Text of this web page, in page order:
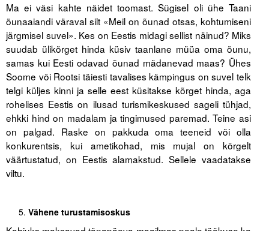
Ma ei väsi kahte näidet toomast. Sügisel oli ühe Taani
õunaaiandi väraval silt «Meil on õunad otsas, kohtumiseni
järgmisel suvel». Kes on Eestis midagi sellist näinud? Miks
suudab ülikõrget hinda küsiv taanlane müüa oma õunu,
samas kui Eesti odavad õunad mädanevad maas? Ühes
Soome või Rootsi täiesti tavalises kämpingus on suvel telk
telgi küljes kinni ja selle eest küsitakse kõrget hinda, aga
rohelises Eestis on ilusad turismikeskused sageli tühjad,
ehkki hind on madalam ja tingimused paremad. Teine asi
on palgad. Raske on pakkuda oma teeneid või olla
konkurentsis, kui ametikohad, mis mujal on kõrgelt
väärtustatud, on Eestis alamakstud. Sellele vaadatakse
viltu.
Vähene turustamisoskus